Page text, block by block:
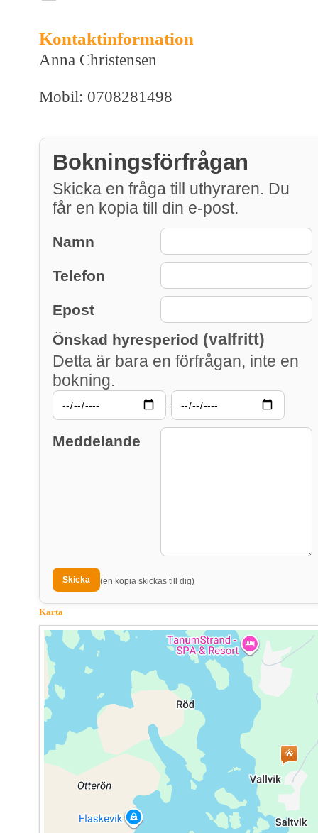
Kontaktinformation
Anna Christensen
Mobil: 0708281498
Bokningsförfrågan
Skicka en fråga till uthyraren. Du
får en kopia till din e-post.
Namn
Telefon
Epost
Önskad hyresperiod (valfritt)
Detta är bara en förfrågan, inte en
bokning.
–
Meddelande
(en kopia skickas till dig)
Karta